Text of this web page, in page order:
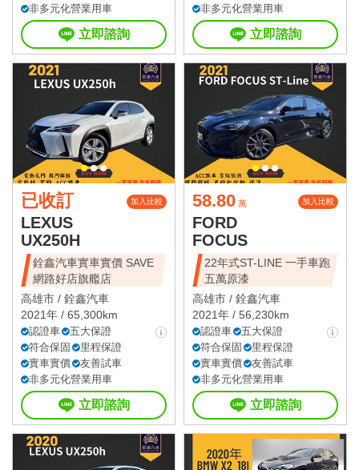
非多元化營業用車
立即諮詢
非多元化營業用車
立即諮詢
已收訂 加入比較
LEXUS
UX250H
銓鑫汽車實車實價 SAVE
網路好店旗艦店
高雄市 / 銓鑫汽車
2021年 / 65,300km
認證車
五大保證
符合保固
里程保證
實車實價
友善試車
非多元化營業用車
立即諮詢
58.80 萬 加入比較
FORD
FOCUS
22年式ST-LINE 一手車跑
五萬原漆
高雄市 / 銓鑫汽車
2021年 / 56,230km
認證車
五大保證
符合保固
里程保證
實車實價
友善試車
非多元化營業用車
立即諮詢